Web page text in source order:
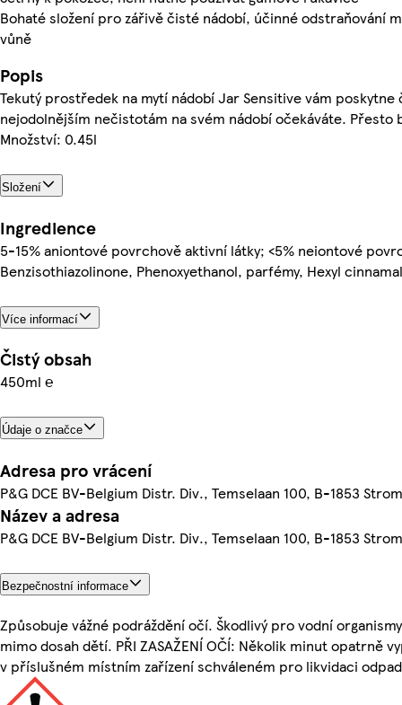
Bohaté složení pro zářivě čisté nádobí, účinné odstraňování
vůně
Popis
Tekutý prostředek na mytí nádobí Jar Sensitive vám
nejodolnějším nečistotám na svém nádobí očekáváte. Přesto
Množství: 0.45l
Složení
Ingredience
5-15% aniontové povrchově aktivní látky; <5% neiontové
Benzisothiazolinone, Phenoxyethanol, parfémy, Hexyl
Více informací
Čistý obsah
450ml ℮
Údaje o značce
Adresa pro vrácení
P&G DCE BV-Belgium Distr. Div., Temselaan 100, B-1853
Název a adresa
P&G DCE BV-Belgium Distr. Div., Temselaan 100, B-1853
Bezpečnostní informace
Způsobuje vážné podráždění očí. Škodlivý pro vodní
mimo dosah dětí. PŘI ZASAŽENÍ OČÍ: Několik minut opatrně
v příslušném místním zařízení schváleném pro likvidaci